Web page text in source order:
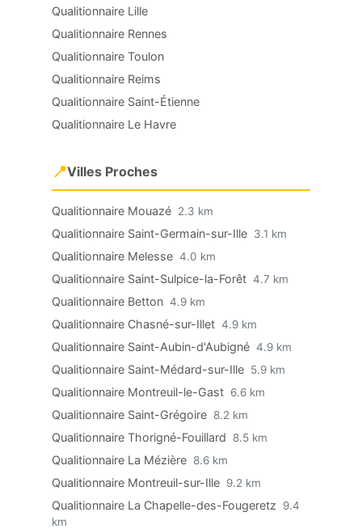
Qualitionnaire Lille
Qualitionnaire Rennes
Qualitionnaire Toulon
Qualitionnaire Reims
Qualitionnaire Saint-Étienne
Qualitionnaire Le Havre
📍Villes Proches
Qualitionnaire Mouazé 2.3 km
Qualitionnaire Saint-Germain-sur-Ille 3.1 km
Qualitionnaire Melesse 4.0 km
Qualitionnaire Saint-Sulpice-la-Forêt 4.7 km
Qualitionnaire Betton 4.9 km
Qualitionnaire Chasné-sur-Illet 4.9 km
Qualitionnaire Saint-Aubin-d'Aubigné 4.9 km
Qualitionnaire Saint-Médard-sur-Ille 5.9 km
Qualitionnaire Montreuil-le-Gast 6.6 km
Qualitionnaire Saint-Grégoire 8.2 km
Qualitionnaire Thorigné-Fouillard 8.5 km
Qualitionnaire La Mézière 8.6 km
Qualitionnaire Montreuil-sur-Ille 9.2 km
Qualitionnaire La Chapelle-des-Fougeretz
9.4
km